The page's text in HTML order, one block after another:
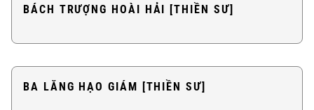
BÁCH TRƯỢNG HOÀI HẢI [THIỀN SƯ]
BA LĂNG HẠO GIÁM [THIỀN SƯ]